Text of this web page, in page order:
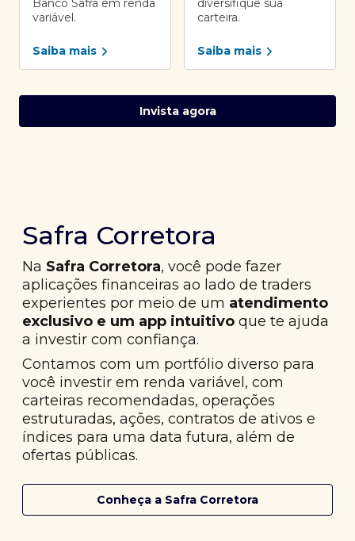
Banco Safra em renda
variável.
Saiba mais
diversifique sua
carteira.
Saiba mais
Invista agora
Safra Corretora
Na Safra Corretora, você pode fazer
aplicações financeiras ao lado de traders
experientes por meio de um atendimento
exclusivo e um app intuitivo que te ajuda
a investir com confiança.
Contamos com um portfólio diverso para
você investir em renda variável, com
carteiras recomendadas, operações
estruturadas, ações, contratos de ativos e
índices para uma data futura, além de
ofertas públicas.
Conheça a Safra Corretora